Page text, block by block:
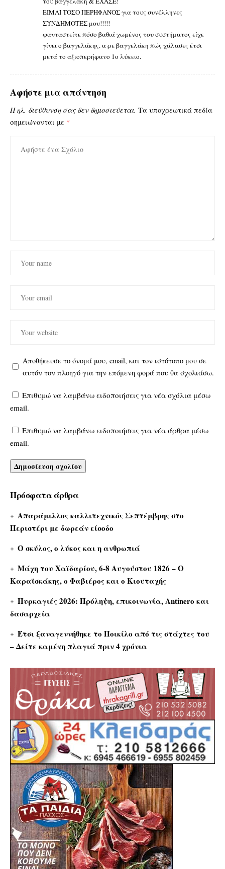
ΕΙΜΑΙ ΤΟΣΟ ΠΕΡΗΦΑΝΟΣ για τους συνέλληνες
ΣΥΝΔΗΜΟΤΕΣ μου!!!!!
φανταστείτε πόσο βαθιά χωμένος του συστήματος είχε
γίνει ο βαγγελάκης. α ρε βαγγελάκη πώς χάλασες έτσι
μετά το αξιοπερήφανο 1ο λύκειο.
Αφήστε μια απάντηση
Η ηλ. διεύθυνση σας δεν δημοσιεύεται. Τα υποχρεωτικά πεδία
σημειώνονται με *
Αποθήκευσε το όνομά μου, email, και τον ιστότοπο μου σε
αυτόν τον πλοηγό για την επόμενη φορά που θα σχολιάσω.
Επιθυμώ να λαμβάνω ειδοποιήσεις για νέα σχόλια μέσω
email.
Επιθυμώ να λαμβάνω ειδοποιήσεις για νέα άρθρα μέσω
email.
Πρόσφατα άρθρα
Απαράμιλλος καλλιτεχνικός Σεπτέμβρης στο
Περιστέρι με δωρεάν είσοδο
Ο σκύλος, ο λύκος και η ανθρωπιά
Μάχη του Χαϊδαρίου, 6-8 Αυγούστου 1826 – Ο
Καραϊσκάκης, ο Φαβιέρος και ο Κιουταχής
Πυρκαγιές 2026: Πρόληψη, επικοινωνία, Antinero και
δασαρχεία
Έτσι ξαναγεννήθηκε το Ποικίλο από τις στάχτες του
– Δείτε καμένη πλαγιά πριν 4 χρόνια